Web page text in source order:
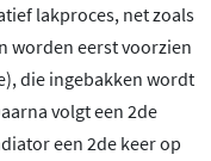
lakproces, net zoals
worden eerst voorzien
die ingebakken wordt
volgt een 2de
een 2de keer op